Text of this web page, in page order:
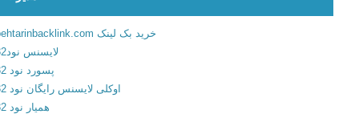
م
ا
ر
خرید بک لینک behtarinbacklink.com
لایسنس نود32
پسورد نود 32
اوکلی لایسنس رایگان نود 32
همیار نود 32